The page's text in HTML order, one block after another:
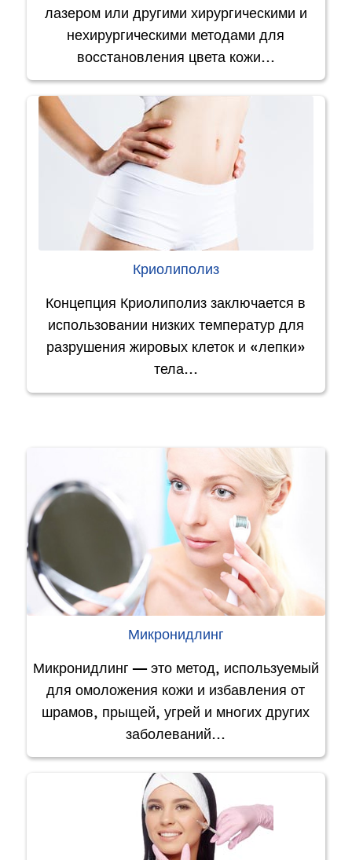
лазером или другими хирургическими и
нехирургическими методами для
восстановления цвета кожи…
Криолиполиз
Концепция Криолиполиз заключается в
использовании низких температур для
разрушения жировых клеток и «лепки»
тела…
Микронидлинг
Микронидлинг — это метод, используемый
для омоложения кожи и избавления от
шрамов, прыщей, угрей и многих других
заболеваний…